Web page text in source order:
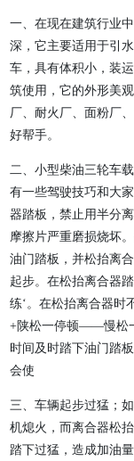
一、在现在建筑行业
深，它主要适用于引
车，具有体积小，装
筑使用，它的外形美
厂、耐火厂、面粉厂
好帮手。
二、小型柴油三轮车
有一些驾驶技巧和大
器踏板，禁止用半分
摩擦片严重磨损烧坏
油门踏板，并松抬离
起步。在松抬离合器
练‘。在松抬离合器时
+陕松一停顿——慢松
时间及时踏下油门踏
会使
三、车辆起步过猛；
机熄火，而离合器松
踏下过猛，造成加油